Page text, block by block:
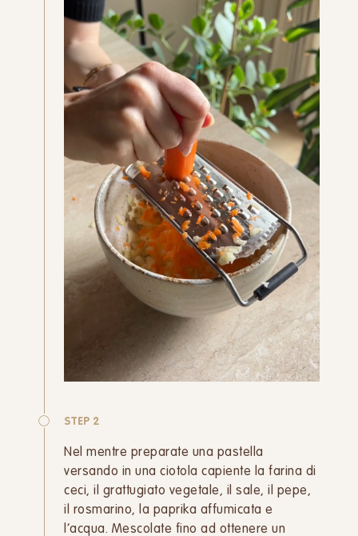
STEP 2
Nel mentre preparate una pastella
versando in una ciotola capiente la farina di
ceci, il grattugiato vegetale, il sale, il pepe,
il rosmarino, la paprika affumicata e
l’acqua. Mescolate fino ad ottenere un